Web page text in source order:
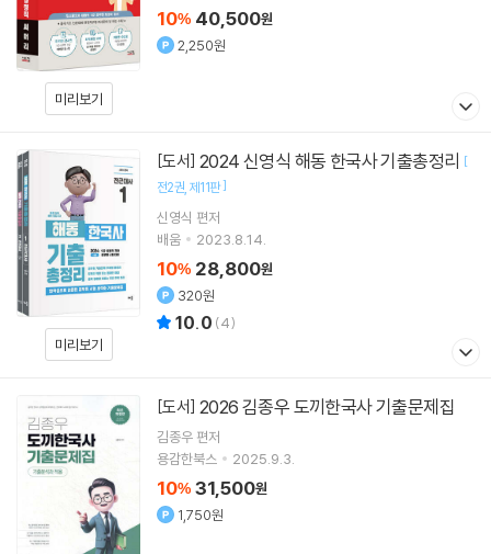
미리보기
10% 40,500원
2,250원
미리보기
[도서] 2024 신영식 해동 한국사 기출총정리 [
전2권 제11판]
신영식 편저
배움
2023.8.14.
10% 28,800원
320원
10.0 (4)
[도서] 2026 김종우 도끼한국사 기출문제집
김종우 편저
용감한북스
2025.9.3.
10% 31,500원
1,750원